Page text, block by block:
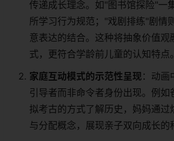
传递成长理念。如"图书馆探险"一
所学习行为规范；"戏剧排练"剧情
意表达的结合。这种将抽象价值观
式，更符合学龄前儿童的认知特点。
​家庭互动模式的示范性呈现​ ：动画
引导者而非命令者身份出现。例如
拟考古的方式了解历史，妈妈通过
与分配概念，展现亲子双向成长的